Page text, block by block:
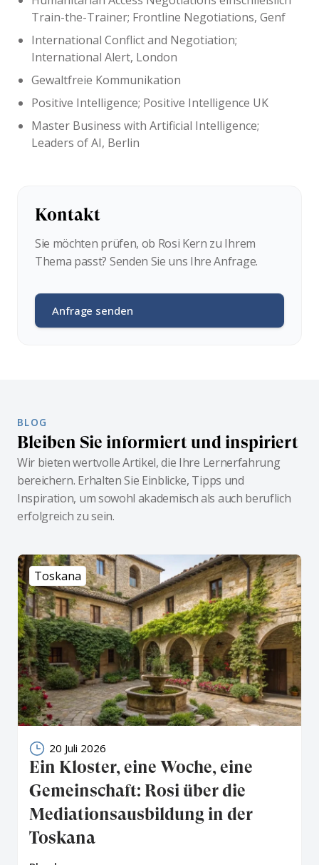
Train-the-Trainer; Frontline Negotiations, Genf
International Conflict and Negotiation;
International Alert, London
Gewaltfreie Kommunikation
Positive Intelligence; Positive Intelligence UK
Master Business with Artificial Intelligence;
Leaders of AI, Berlin
Kontakt
Sie möchten prüfen, ob Rosi Kern zu Ihrem
Thema passt? Senden Sie uns Ihre Anfrage.
Anfrage senden
BLOG
Bleiben Sie informiert und inspiriert
Wir bieten wertvolle Artikel, die Ihre Lernerfahrung
bereichern. Erhalten Sie Einblicke, Tipps und
Inspiration, um sowohl akademisch als auch beruflich
erfolgreich zu sein.
Toskana
20 Juli 2026
Ein Kloster, eine Woche, eine
Gemeinschaft: Rosi über die
Mediationsausbildung in der
Toskana